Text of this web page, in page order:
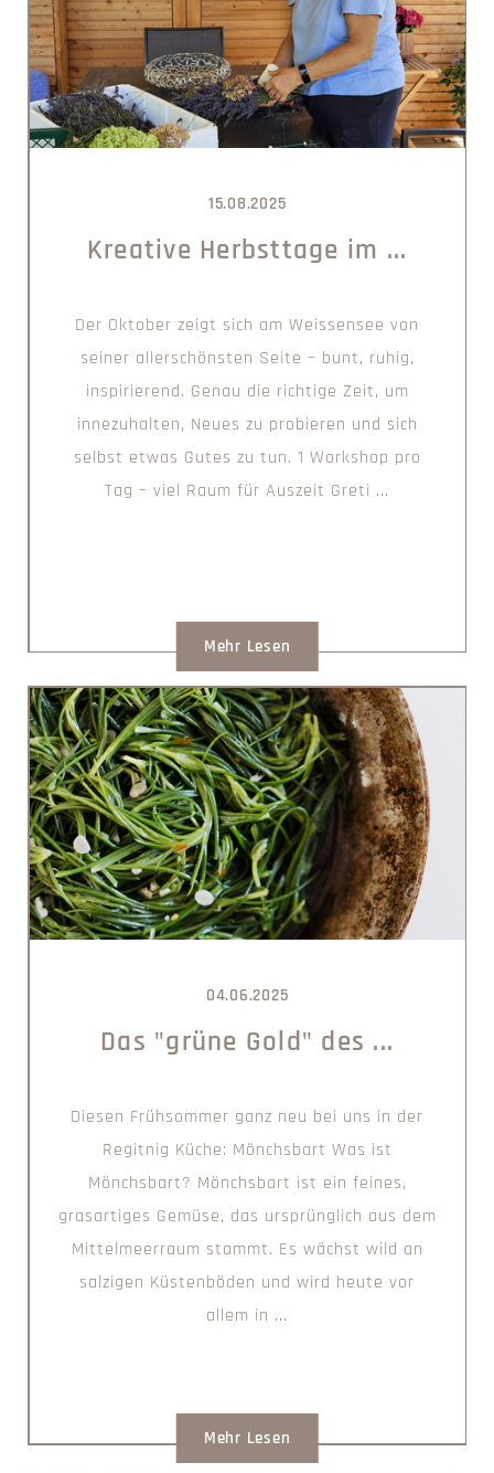
15.08.2025
Kreative Herbsttage im ...
Der Oktober zeigt sich am Weissensee von
seiner allerschönsten Seite – bunt, ruhig,
inspirierend. Genau die richtige Zeit, um
innezuhalten, Neues zu probieren und sich
selbst etwas Gutes zu tun. 1 Workshop pro
Tag – viel Raum für Auszeit Greti ...
Mehr Lesen
04.06.2025
Das "grüne Gold" des ...
Diesen Frühsommer ganz neu bei uns in der
Regitnig Küche: Mönchsbart Was ist
Mönchsbart? Mönchsbart ist ein feines,
grasartiges Gemüse, das ursprünglich aus dem
Mittelmeerraum stammt. Es wächst wild an
salzigen Küstenböden und wird heute vor
allem in ...
Mehr Lesen